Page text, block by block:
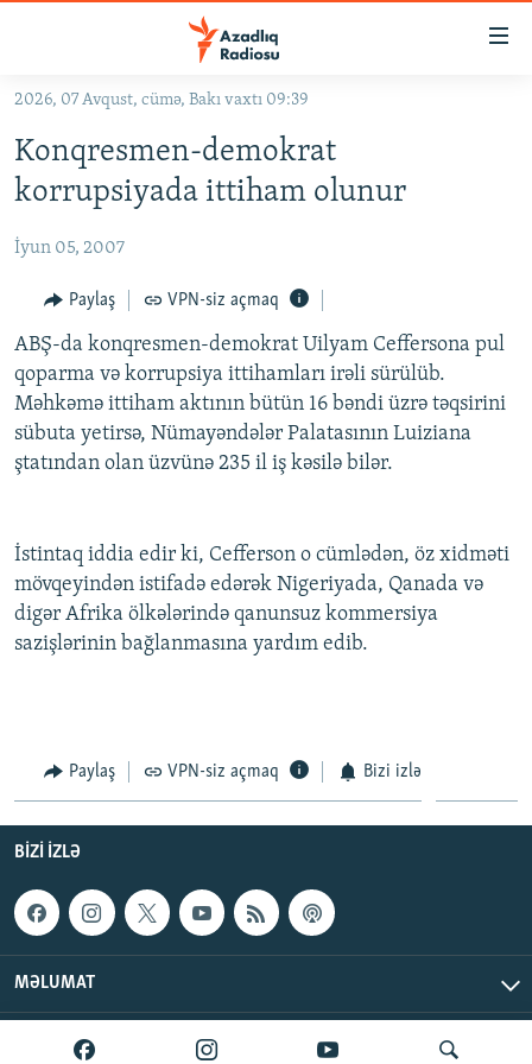
Əsas
qayıt
Əsas
naviqasiyaya
qayıt
#İZAHLA
KORRUPSIOMETR
#ƏSLINDƏ
FƏRQƏ BAX
QANUNI DOĞRU
ARAŞDIRMA
MULTIMEDIA
VIDEO
İNFOQRAFIKA
KARIKATURA
RADIO ARXIV
AZƏRBAYCAN ƏDƏBIYYATI KITABXANASI
İSLAM VƏ DEMOKRATIYA
İZ - MƏDƏNIYYƏT PROQRAMI
MISSIYAMIZ
PEŞƏ ETIKASI VƏ JURNALISTIKA STANDARTLARIMIZ
MATERIALLARIMIZDAN ISTIFADƏ
XƏBƏR BÜLLETENLƏRIMIZ
BIZI IZLƏ
2026, 07 Avqust, cümə, Bakı vaxtı 09:39
Konqresmen-demokrat
korrupsiyada ittiham olunur
İyun 05, 2007
Paylaş VPN-siz açmaq
ABŞ-da konqresmen-demokrat Uilyam Ceffersona pul
qoparma və korrupsiya ittihamları irəli sürülüb.
Məhkəmə ittiham aktının bütün 16 bəndi üzrə təqsirini
sübuta yetirsə, Nümayəndələr Palatasının Luiziana
ştatından olan üzvünə 235 il iş kəsilə bilər.
İstintaq iddia edir ki, Cefferson o cümlədən, öz xidməti
mövqeyindən istifadə edərək Nigeriyada, Qanada və
digər Afrika ölkələrində qanunsuz kommersiya
sazişlərinin bağlanmasına yardım edib.
Paylaş VPN-siz açmaq Bizi izlə
BIZI IZLƏ
MƏLUMAT
AzadlıqRadiosu © 2026 Inc. | Bütün hüquqlar qorunur